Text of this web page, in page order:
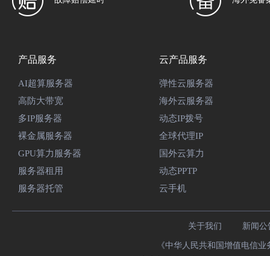
产品服务
AI超算服务器
高防大带宽
多IP服务器
裸金属服务器
GPU算力服务器
服务器租用
服务器托管
云产品服务
弹性云服务器
海外云服务器
动态IP拨号
全球代理IP
国外云算力
动态PPTP
云手机
关于我们 新闻公
《中华人民共和国增值电信